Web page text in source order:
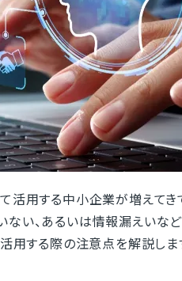
用する中小企業が増えてき
ない、あるいは情報漏えいな
用する際の注意点を解説しま